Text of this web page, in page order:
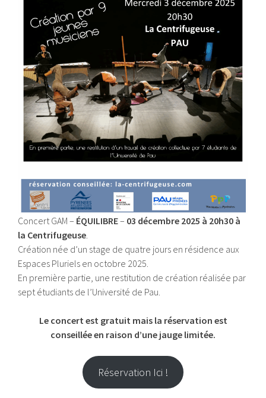
Concert GAM – ÉQUILIBRE– 03 décembre 2025 à 20h30 à
la Centrifugeuse
Création née d’un stage de quatre jours en résidence aux
Espaces Pluriels en octobre 2025.
En première partie, une restitution de création réalisée par
sept étudiants de l’Université de Pau.
Le concert est gratuit mais la réservation est
conseillée en raison d’une jauge limitée.
Réservation Ici !